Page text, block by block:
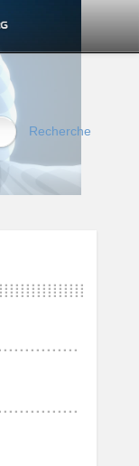
Recherche